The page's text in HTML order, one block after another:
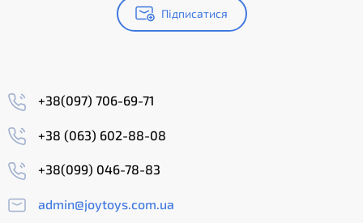
Підписатися
+38(097) 706-69-71
+38 (063) 602-88-08
+38(099) 046-78-83
admin@joytoys.com.ua